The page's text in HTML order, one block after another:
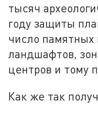
тысяч
году защиты
число памятных
ландшафтов,
центров и тому
Как же так